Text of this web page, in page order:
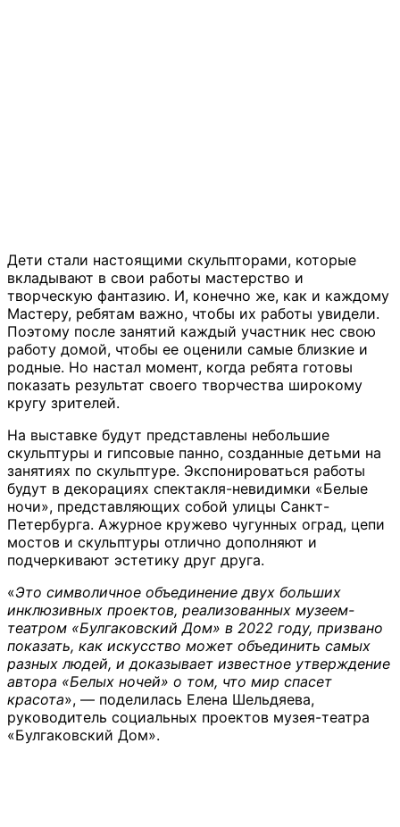
Дети стали настоящими скульпторами, которые
вкладывают в свои работы мастерство и
творческую фантазию. И, конечно же, как и каждому
Мастеру, ребятам важно, чтобы их работы увидели.
Поэтому после занятий каждый участник нес свою
работу домой, чтобы ее оценили самые близкие и
родные. Но настал момент, когда ребята готовы
показать результат своего творчества широкому
кругу зрителей.
На выставке будут представлены небольшие
скульптуры и гипсовые панно, созданные детьми на
занятиях по скульптуре. Экспонироваться работы
будут в декорациях спектакля-невидимки «Белые
ночи», представляющих собой улицы Санкт-
Петербурга. Ажурное кружево чугунных оград, цепи
мостов и скульптуры отлично дополняют и
подчеркивают эстетику друг друга.
«Это символичное объединение двух больших
инклюзивных проектов, реализованных музеем-
театром «Булгаковский Дом» в 2022 году, призвано
показать, как искусство может объединить самых
разных людей, и доказывает известное утверждение
автора «Белых ночей» о том, что мир спасет
красота», — поделилась Елена Шельдяева,
руководитель социальных проектов музея-театра
«Булгаковский Дом».